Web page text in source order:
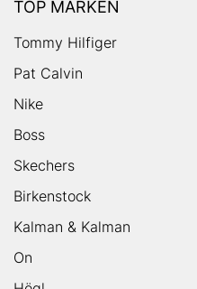
TOP MARKEN
Tommy Hilfiger
Pat Calvin
Nike
Boss
Skechers
Birkenstock
Kalman & Kalman
On